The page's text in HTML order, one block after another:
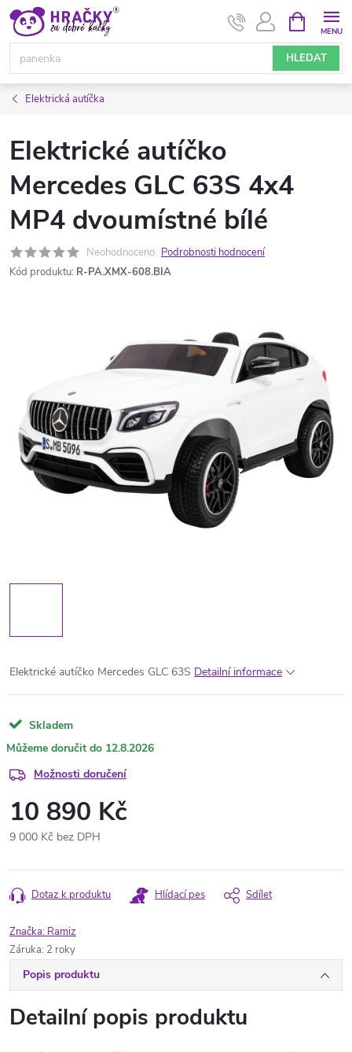
Přejít
obsah
HLEDAT
NÁKUPNÍ
KOŠÍK
Elektrická autíčka
Elektrické autíčko
Mercedes GLC 63S 4x4
MP4 dvoumístné bílé
Neohodnoceno Podrobnosti hodnocení
Kód produktu: R-PA.XMX-608.BIA
Elektrické autíčko Mercedes GLC 63S Detailní informace
Skladem
12.8.2026
Možnosti doručení
10 890 Kč
9 000 Kč bez DPH
cena:
Dotaz k produktu Hlídací pes Sdílet
Značka: Ramiz
Záruka: 2 roky
Popis produktu
Detailní popis produktu